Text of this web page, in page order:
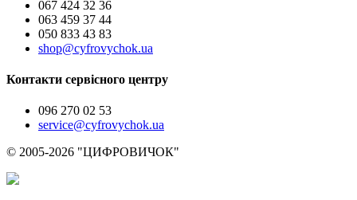
067 424 32 36
063 459 37 44
050 833 43 83
shop@cyfrovychok.ua
Контакти сервісного центру
096 270 02 53
service@cyfrovychok.ua
© 2005-2026 "ЦИФРОВИЧОК"